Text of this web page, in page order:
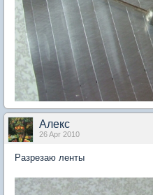
Aлекc
26 Apr 2010
Разрезаю ленты